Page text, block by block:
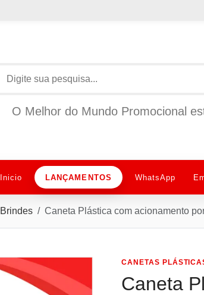
O Melhor do Mundo Promocional
Inicio LANÇAMENTOS WhatsApp
Brindes Caneta Plástica com acionamento
CANETAS
Caneta